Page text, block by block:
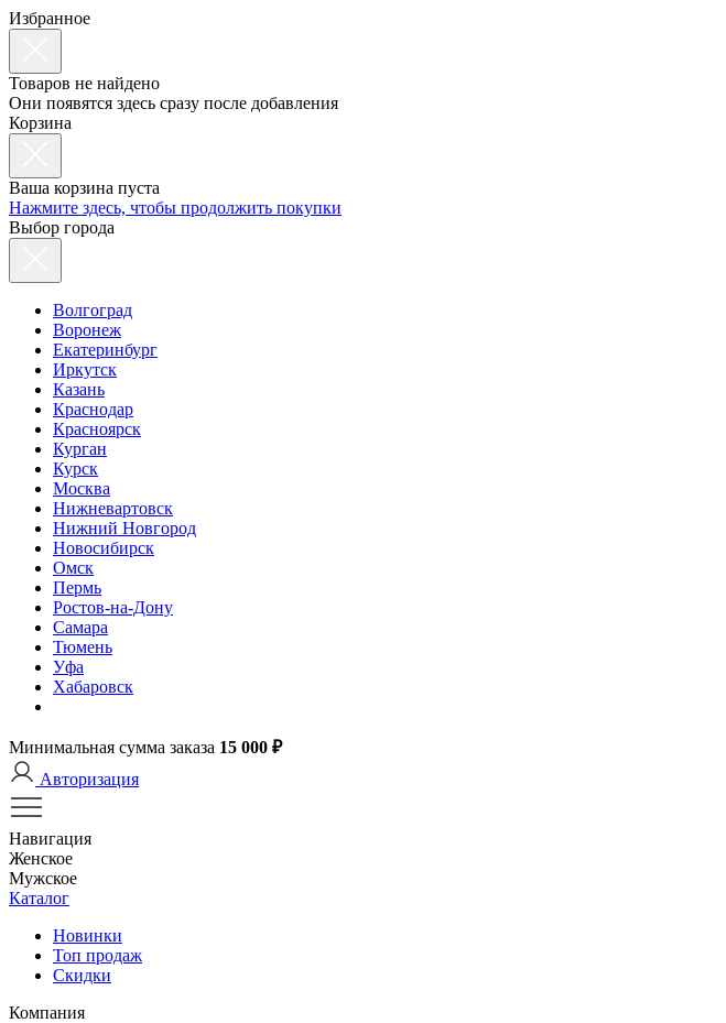
Избранное
Товаров не найдено
Они появятся здесь сразу после добавления
Корзина
Ваша корзина пуста
Нажмите здесь, чтобы продолжить покупки
Выбор города
Волгоград
Воронеж
Екатеринбург
Иркутск
Казань
Краснодар
Красноярск
Курган
Курск
Москва
Нижневартовск
Нижний Новгород
Новосибирск
Омск
Пермь
Ростов-на-Дону
Самара
Тюмень
Уфа
Хабаровск
Минимальная сумма заказа 15 000 ₽
Авторизация
Навигация
Женское
Мужское
Каталог
Новинки
Топ продаж
Скидки
Компания